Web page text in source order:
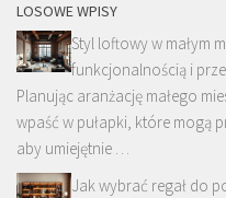
LOSOWE WPISY
Styl loftowy w małym
funkcjonalnością i
Planując aranżację małego
wpaść w pułapki, które mogą
aby umiejętnie …
Jak wybrać regał do